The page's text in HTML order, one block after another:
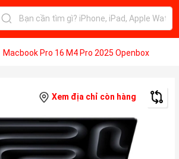
Macbook Pro 16 M4 Pro 2025 Openbox
Xem địa chỉ còn hàng